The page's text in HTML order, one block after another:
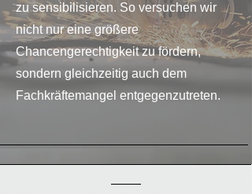
zu sensibilisieren. So versuchen wir
nicht nur eine größere
Chancengerechtigkeit zu fördern,
sondern gleichzeitig auch dem
Fachkräftemangel entgegenzutreten.